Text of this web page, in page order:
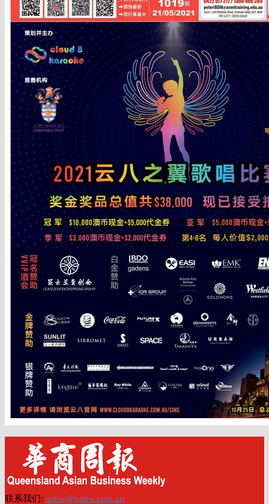
联系我们: qabw@qabw.com.au